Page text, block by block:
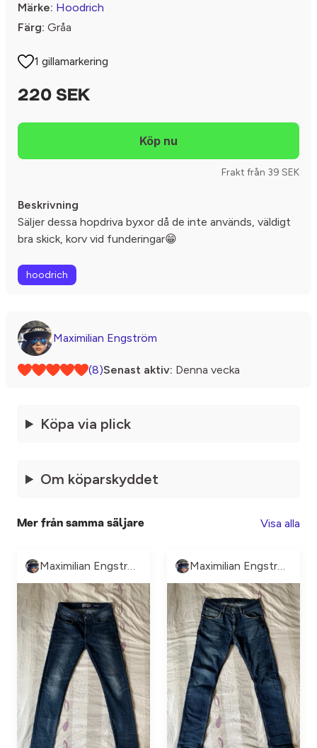
Märke: Hoodrich
Färg: Gråa
1 gillamarkering
220 SEK
Frakt från 39 SEK
Beskrivning
Säljer dessa hopdriva byxor då de inte används, väldigt
bra skick, korv vid funderingar😁
hoodrich
Maximilian Engström
(8)Senast aktiv: Denna vecka
Köpa via plick
Om köparskyddet
Mer från samma säljare Visa alla
Maximilian Engström Maximilian Engström